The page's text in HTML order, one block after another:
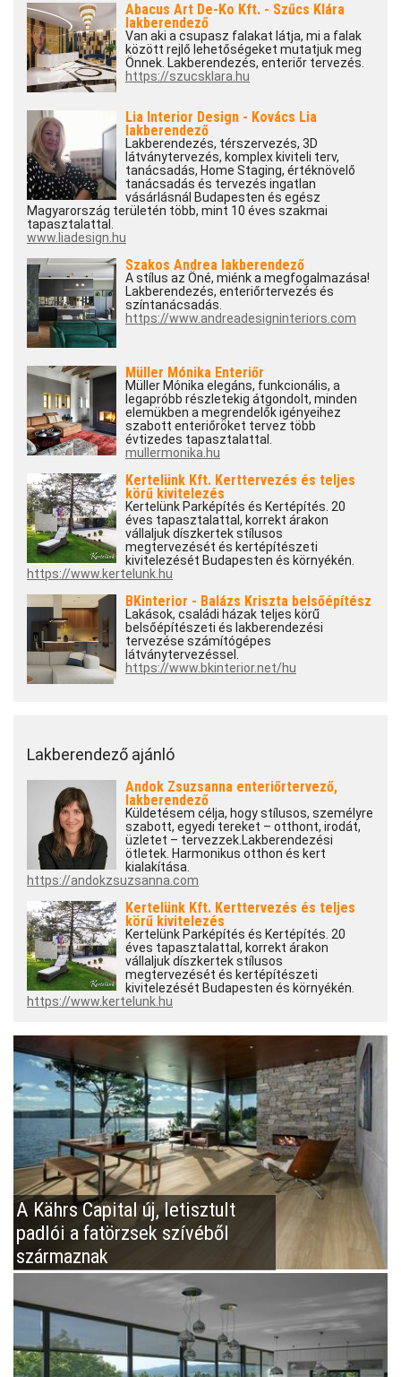
Abacus Art De-Ko Kft. - Szűcs Klára
lakberendező
Van aki a csupasz falakat látja, mi a falak
között rejlő lehetőségeket mutatjuk meg
Önnek. Lakberendezés, enteriőr tervezés.
https://szucsklara.hu
Lia Interior Design - Kovács Lia
lakberendező
Lakberendezés, térszervezés, 3D
látványtervezés, komplex kiviteli terv,
tanácsadás, Home Staging, értéknövelő
tanácsadás és tervezés ingatlan
vásárlásnál Budapesten és egész
Magyarország területén több, mint 10 éves szakmai
tapasztalattal.
www.liadesign.hu
Szakos Andrea lakberendező
A stílus az Öné, miénk a megfogalmazása!
Lakberendezés, enteriőrtervezés és
színtanácsadás.
https://www.andreadesigninteriors.com
Müller Mónika Enteriőr
Müller Mónika elegáns, funkcionális, a
legapróbb részletekig átgondolt, minden
elemükben a megrendelők igényeihez
szabott enteriőröket tervez több
évtizedes tapasztalattal.
mullermonika.hu
Kertelünk Kft. Kerttervezés és teljes
körű kivitelezés
Kertelünk Parképítés és Kertépítés. 20
éves tapasztalattal, korrekt árakon
vállaljuk díszkertek stílusos
megtervezését és kertépítészeti
kivitelezését Budapesten és környékén.
https://www.kertelunk.hu
BKinterior - Balázs Kriszta belsőépítész
Lakások, családi házak teljes körű
belsőépítészeti és lakberendezési
tervezése számítógépes
látványtervezéssel.
https://www.bkinterior.net/hu
Lakberendező ajánló
Andok Zsuzsanna enteriőrtervező,
lakberendező
Küldetésem célja, hogy stílusos, személyre
szabott, egyedi tereket – otthont, irodát,
üzletet – tervezzek.Lakberendezési
ötletek. Harmonikus otthon és kert
kialakítása.
https://andokzsuzsanna.com
Kertelünk Kft. Kerttervezés és teljes
körű kivitelezés
Kertelünk Parképítés és Kertépítés. 20
éves tapasztalattal, korrekt árakon
vállaljuk díszkertek stílusos
megtervezését és kertépítészeti
kivitelezését Budapesten és környékén.
https://www.kertelunk.hu
A Kährs Capital új, letisztult
padlói a fatörzsek szívéből
származnak